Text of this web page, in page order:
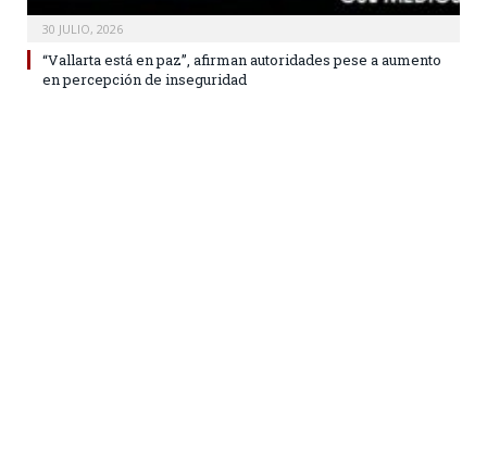
30 JULIO, 2026
“Vallarta está en paz”, afirman autoridades pese a aumento
en percepción de inseguridad